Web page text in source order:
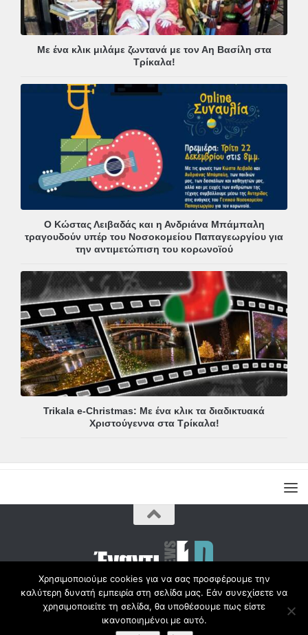
Με ένα κλικ μιλάμε ζωντανά με τον Αη Βασίλη στα
Τρίκαλα!
Ο Κώστας Λειβαδάς και η Ανδριάνα Μπάμπαλη
τραγουδούν υπέρ του Νοσοκομείου Παπαγεωργίου για
την αντιμετώπιση του κορωνοϊού
Trikala e-Christmas: Με ένα κλικ τα διαδικτυακά
Χριστούγεννα στα Τρίκαλα!
Copyright © Radio1d.gr 2012-2017 |
Χρησιμοποιούμε cookies για να σας προσφέρουμε την
καλύτερη δυνατή εμπειρία στη σελίδα μας. Εάν συνεχίσετε να
χρησιμοποιείτε τη σελίδα, θα υποθέσουμε πως είστε
ικανοποιημένοι με αυτό.